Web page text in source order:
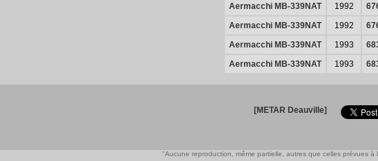
Aermacchi MB-339NAT
1992
Aermacchi MB-339NAT
1992
Aermacchi MB-339NAT
1993
Aermacchi MB-339NAT
1993
[METAR Deauville]
"Aucune reproduction, même partielle, autres que celles prévues